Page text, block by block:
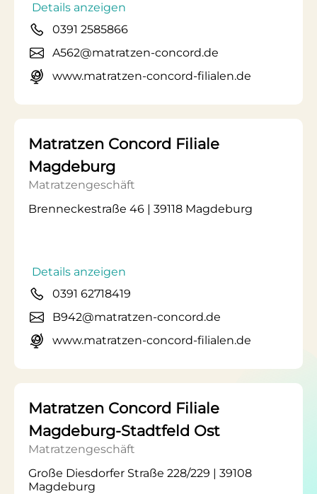
Details anzeigen
0391 2585866
A562@matratzen-concord.de
www.matratzen-concord-filialen.de
Matratzen Concord Filiale
Magdeburg
Matratzengeschäft
Brenneckestraße 46 | 39118 Magdeburg
Details anzeigen
0391 62718419
B942@matratzen-concord.de
www.matratzen-concord-filialen.de
Matratzen Concord Filiale
Magdeburg-Stadtfeld Ost
Matratzengeschäft
Große Diesdorfer Straße 228/229 | 39108
Magdeburg